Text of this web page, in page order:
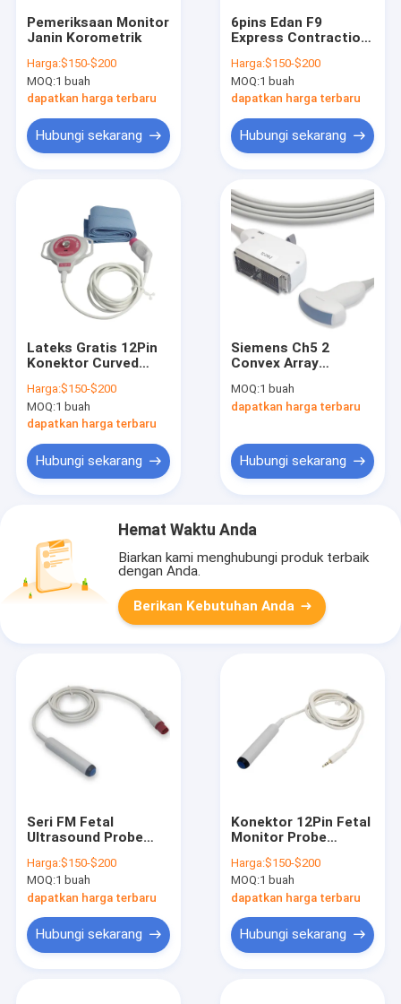
Pemeriksaan Monitor
Janin Korometrik
Harga:$150-$200
MOQ:1 buah
dapatkan harga terbaru
Hubungi sekarang
6pins Edan F9
Express Contraction
Probe
Harga:$150-$200
MOQ:1 buah
dapatkan harga terbaru
Hubungi sekarang
Lateks Gratis 12Pin
Konektor Curved
Transduser TOCO
Harga:$150-$200
MOQ:1 buah
dapatkan harga terbaru
Hubungi sekarang
Siemens Ch5 2
Convex Array
Monitor Probe kabel
2.5m
MOQ:1 buah
dapatkan harga terbaru
Hubungi sekarang
Hemat Waktu Anda
Biarkan kami menghubungi produk terbaik
dengan Anda.
Berikan Kebutuhan Anda
Seri FM Fetal
Ultrasound Probe
Avalon
Harga:$150-$200
MOQ:1 buah
dapatkan harga terbaru
Hubungi sekarang
Konektor 12Pin Fetal
Monitor Probe
HP 50A
Harga:$150-$200
MOQ:1 buah
dapatkan harga terbaru
Hubungi sekarang